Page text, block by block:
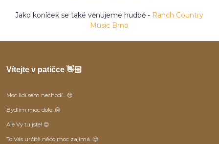
Jako koníček se také věnujeme hudbě - Ranch Country
Music Brno
Vítejte v patičce 👋🏻
Moc lidí sem nechodí... 😞
Bydlím moc dole. 😒
Ale Vy tu jste! 😊
To Vás určitě něco moc zajímá. 🧐